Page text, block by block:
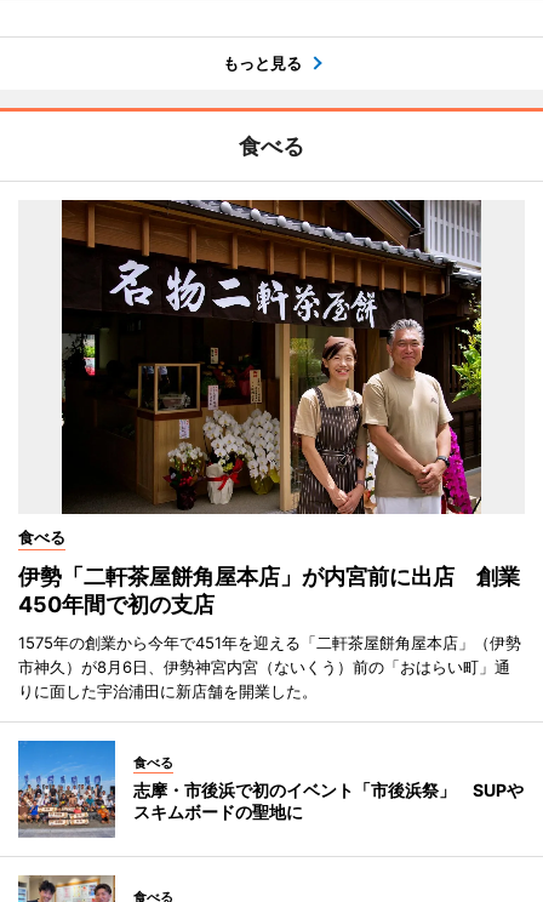
もっと見る
食べる
食べる
伊勢「二軒茶屋餅角屋本店」が内宮前に出店 創業
450年間で初の支店
1575年の創業から今年で451年を迎える「二軒茶屋餅角屋本店」（伊勢
市神久）が8月6日、伊勢神宮内宮（ないくう）前の「おはらい町」通
りに面した宇治浦田に新店舗を開業した。
食べる
志摩・市後浜で初のイベント「市後浜祭」 SUPや
スキムボードの聖地に
食べる